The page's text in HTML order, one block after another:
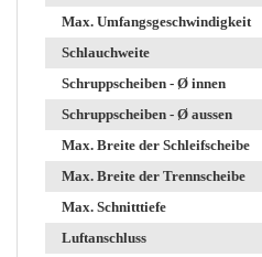
Max. Umfangsgeschwindigkeit
Schlauchweite
Schruppscheiben - Ø innen
Schruppscheiben - Ø aussen
Max. Breite der Schleifscheibe
Max. Breite der Trennscheibe
Max. Schnitttiefe
Luftanschluss